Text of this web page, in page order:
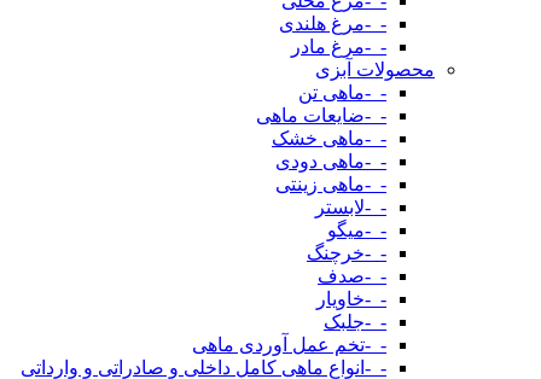
-_-مرغ هلندی
-_-مرغ مادر
محصولات آبزی
-_-ماهی تن
-_-ضایعات ماهی
-_-ماهی خشک
-_-ماهی دودی
-_-ماهی زینتی
-_-لابستر
-_-میگو
-_-خرچنگ
-_-صدف
-_-خاویار
-_-جلبک
-_-تخم عمل آوردی ماهی
-_-انواع ماهی کامل داخلی و صادراتی و وارداتی